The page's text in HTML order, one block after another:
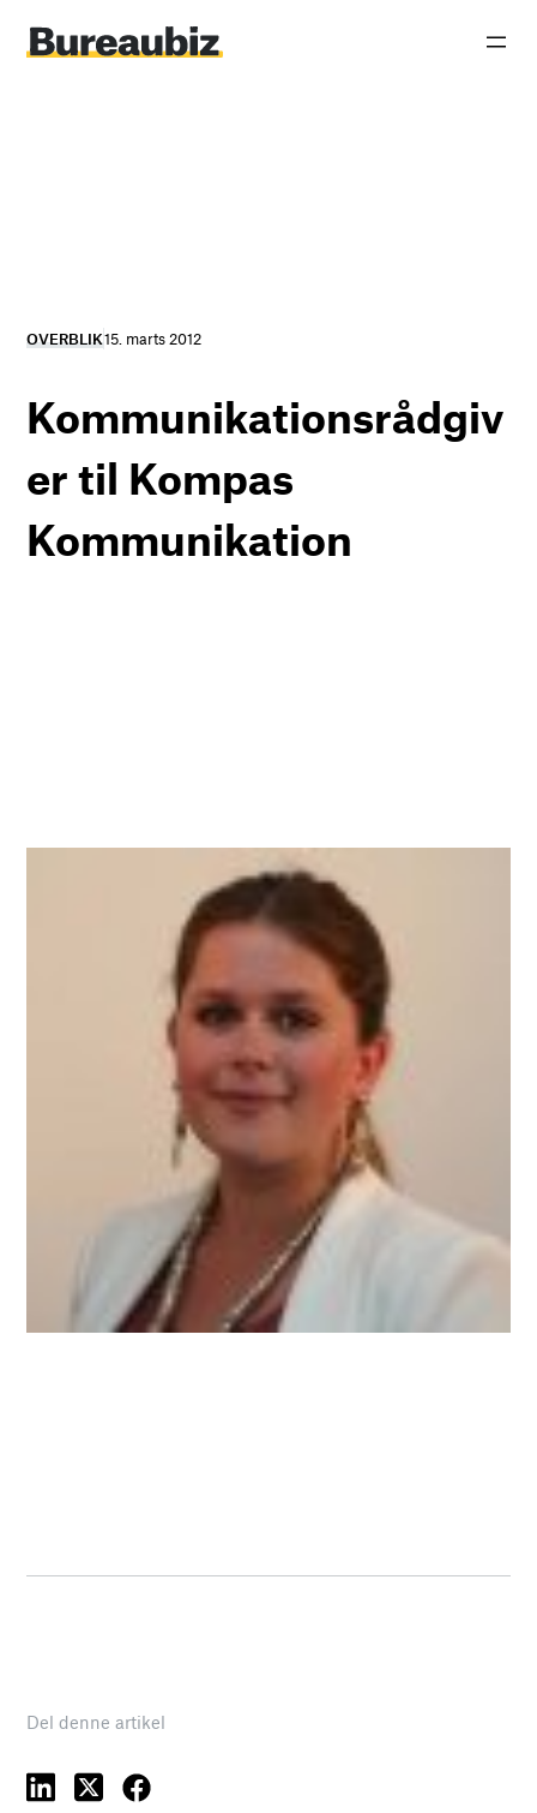
indhold
OVERBLIK15. marts 2012
Kommunikationsrådgiv
er til Kompas
Kommunikation
Del denne artikel